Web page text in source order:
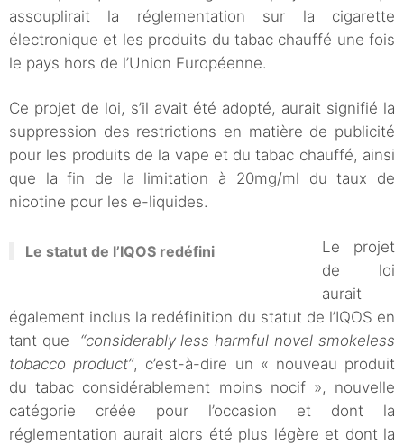
assouplirait la réglementation sur la cigarette
électronique et les produits du tabac chauffé une fois
le pays hors de l’Union Européenne.
Ce projet de loi, s’il avait été adopté, aurait signifié la
suppression des restrictions en matière de publicité
pour les produits de la vape et du tabac chauffé, ainsi
que la fin de la limitation à 20mg/ml du taux de
nicotine pour les e-liquides.
Le statut de l’IQOS redéfini
Le projet
de loi
aurait
également inclus la redéfinition du statut de l’IQOS en
tant que “considerably less harmful novel smokeless
tobacco product”, c’est-à-dire un « nouveau produit
du tabac considérablement moins nocif », nouvelle
catégorie créée pour l’occasion et dont la
réglementation aurait alors été plus légère et dont la